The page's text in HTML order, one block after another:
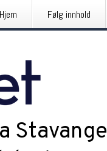
Hjem Følg innhold